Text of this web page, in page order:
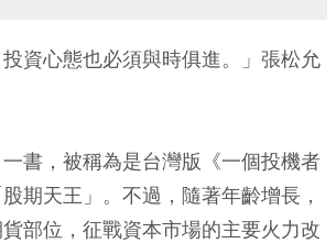
資心態也必須與時俱進。」張松允
書，被稱為是台灣版《一個投機者
期天王」。不過，隨著年齡增長，
部位，征戰資本市場的主要火力改